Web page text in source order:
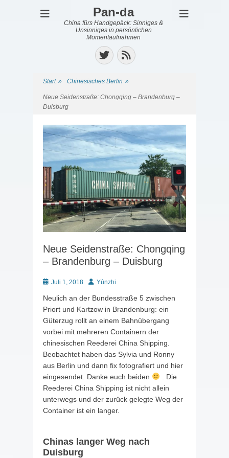
Pan-da
China fürs Handgepäck: Sinniges &
Unsinniges in persönlichen
Momentaufnahmen
Twitter
Feed
Start » Chinesisches Berlin »
Neue Seidenstraße: Chongqing – Brandenburg –
Duisburg
Neue Seidenstraße: Chongqing
– Brandenburg – Duisburg
PostedJuli 1, 2018 AutorYùnzhi
Neulich an der Bundesstraße 5 zwischen
Priort und Kartzow in Brandenburg: ein
Güterzug rollt an einem Bahnübergang
vorbei mit mehreren Containern der
chinesischen Reederei China Shipping.
Beobachtet haben das Sylvia und Ronny
aus Berlin und dann fix fotografiert und hier
eingesendet. Danke euch beiden
. Die
Reederei China Shipping ist nicht allein
unterwegs und der zurück gelegte Weg der
Container ist ein langer.
Chinas langer Weg nach
Duisburg